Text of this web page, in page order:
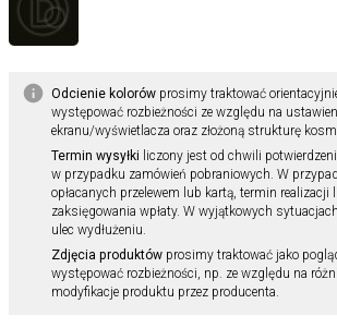
Odcienie kolorówprosimy traktować
występować rozbieżności ze względu na
ekranu/wyświetlacza oraz złożoną strukturę
Termin wysyłki liczony jest od chwili
w przypadku zamówień pobraniowych. W
opłacanych przelewem lub kartą, termin realizacji
zaksięgowania wpłaty. W wyjątkowych
ulec wydłużeniu.
Zdjęcia produktówprosimy traktować jako
występować rozbieżności, np. ze względu na
modyfikacje produktu przez producenta.